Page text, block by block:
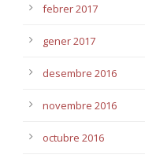
febrer 2017
gener 2017
desembre 2016
novembre 2016
octubre 2016